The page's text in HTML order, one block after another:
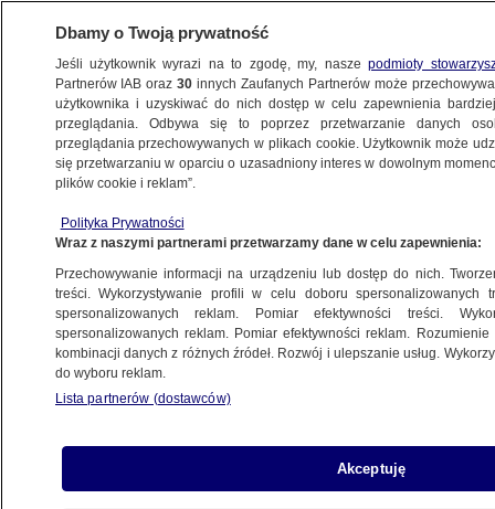
ŚWIAT
pomocy humanitarnej, Joe Biden apeluje
o większą pomoc dla ludności cywilnej
8.12.2023, 08:27
Udostępnij
przejścia granicznego Kerem Szalom dla
pomocy humanitarnej - podała agencja Reutera,
powołując się na wysokiego rangą urzędnika
Dbamy o Twoją prywatność
Jeśli użytkownik wyrazi na to zgodę, my, naszepodmioty
Partnerów IAB oraz30 innych Zaufanych Partnerów może
użytkownika i uzyskiwać do nich dostęp w celu zapewnienia
przeglądania. Odbywa się to poprzez przetwarzanie danych
przeglądania przechowywanych w plikach cookie. Użytkownik może
się przetwarzaniu w oparciu o uzasadniony interes w dowolnym
plików cookie i reklam”.
Polityka Prywatności
Wraz z naszymi partnerami przetwarzamy dane w celu zapewnienia:
Przechowywanie informacji na urządzeniu lub dostęp do nich.
treści. Wykorzystywanie profili w celu doboru spersonalizowanych
spersonalizowanych reklam. Pomiar efektywności treści.
spersonalizowanych reklam. Pomiar efektywności reklam.
kombinacji danych z różnych źródeł. Rozwój i ulepszanie usług.
do wyboru reklam.
Lista partnerów (dostawców)
Akceptuję